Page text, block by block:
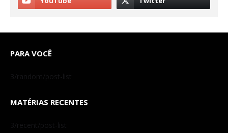
PARA VOCÊ
3/random/post-list
MATÉRIAS RECENTES
3/recent/post-list